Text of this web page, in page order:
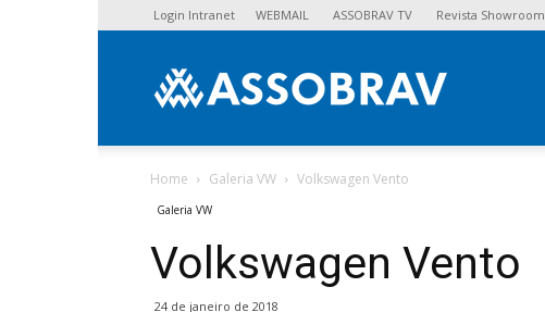
Login Intranet WEBMAIL ASSOBRAV TV Revista Showroom
Home Galeria VW Volkswagen Vento
Galeria VW
Volkswagen Vento
24 de janeiro de 2018